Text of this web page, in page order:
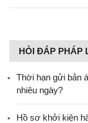
HỎI ĐÁP PHÁP
Thời hạn gửi bản
nhiêu ngày?
Hồ sơ khởi kiện